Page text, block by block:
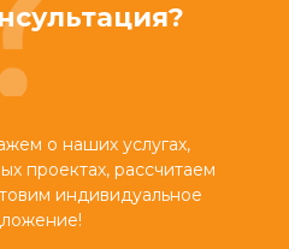
о наших услугах,
проектах, рассчитаем
индивидуальное